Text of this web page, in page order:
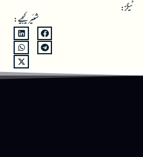
ٹیگز:
شئیر کیجیے: